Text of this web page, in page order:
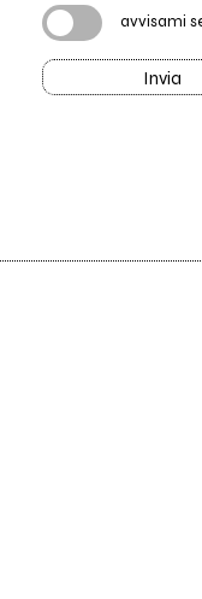
avvisami
Invia